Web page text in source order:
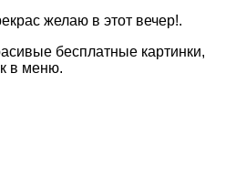
желаю в этот вечер!.
бесплатные картинки,
в меню.